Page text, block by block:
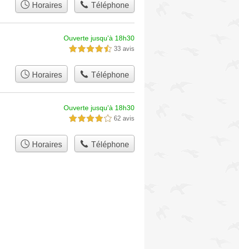
Horaires Téléphone
Ouverte jusqu'à 18h30
4,5 étoiles sur 5 33 avis
Horaires Téléphone
Ouverte jusqu'à 18h30
4,0 étoiles sur 5 62 avis
Horaires Téléphone